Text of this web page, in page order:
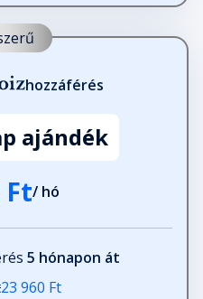
hozzáférés
ajándék
Ft/ hó
5 hónapon át
23 960 Ft